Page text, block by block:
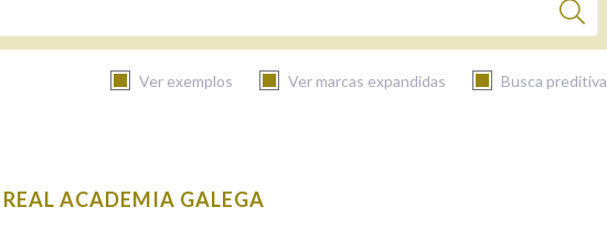
Ver exemplos Ver marcas expandidas Busca preditiva
ACADEMIA GALEGA